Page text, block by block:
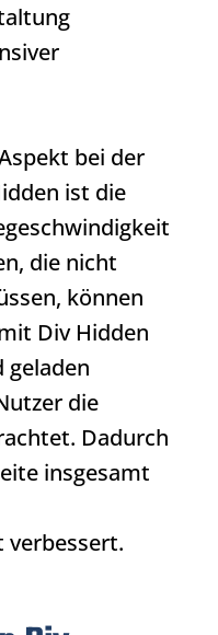
bei der
ist die
die nicht
können
Div Hidden
die
Dadurch
insgesamt
verbessert.